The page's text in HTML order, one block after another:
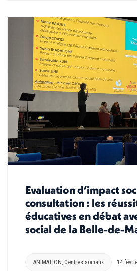
Evaluation d’impact
consultation : les
éducatives en débat
social de la Belle-de-
ANIMATION , Centres sociaux 14